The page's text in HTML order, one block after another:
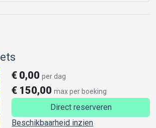
€ 0,00 per dag
€ 150,00 max per boeking
Direct reserveren
Beschikbaarheid inzien